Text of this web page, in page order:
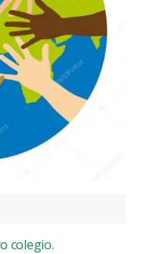
colegio.